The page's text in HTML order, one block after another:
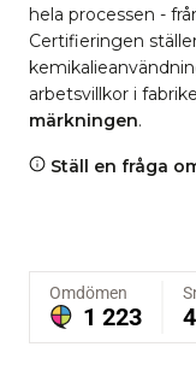
hela processen -
Certifieringen
arbetsvillkor i
märkningen.
Ställ en fråga